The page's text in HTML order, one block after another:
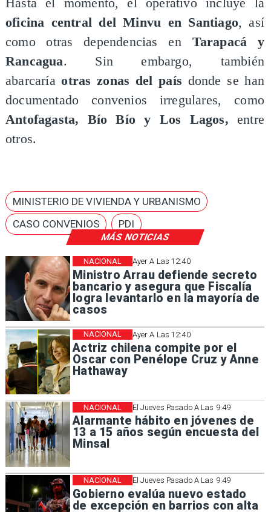
MÁS NOTICIAS
Ayer A Las 12:40
Ministro Arrau defiende secreto
bancario y asegura que Fiscalía
logra levantarlo en la mayoría de
casos
NACIONAL
Ayer A Las 12:40
Actriz chilena compite por el
Oscar con Penélope Cruz y Anne
Hathaway
NACIONAL
El Jueves Pasado A Las 9:49
Alarmante hábito en jóvenes de
13 a 15 años según encuesta del
Minsal
NACIONAL
El Jueves Pasado A Las 9:49
Gobierno evalúa nuevo estado
de excepción en barrios con alta
NACIONAL
Hasta el momento, el operativo incluye la
oficina central del Minvu en Santiago, así
como otras dependencias enTarapacá y
Rancagua. Sin embargo, también
abarcaríaotras zonas del país donde se han
documentado convenios irregulares, como
Antofagasta, Bío Bío y Los Lagos,entre
otros.
MINISTERIO DE VIVIENDA Y URBANISMO
CASO CONVENIOS
PDI